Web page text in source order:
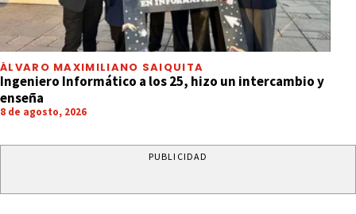
ÁLVARO MAXIMILIANO SAIQUITA
Ingeniero Informático a los 25, hizo un intercambio y
enseña
8 de agosto, 2026
PUBLICIDAD